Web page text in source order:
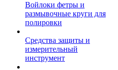
Войлоки фетры и
размывочные круги для
полировки
Средства защиты и
измерительный
инструмент